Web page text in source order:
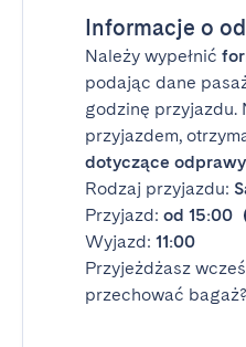
Informacje o
Należy wypełnić
podając dane
godzinę przyjazdu.
przyjazdem,
dotyczące odprawy
Rodzaj przyjazdu:
Przyjazd: od 15:00
Wyjazd: 11:00
Przyjeżdżasz
przechować bagaż?